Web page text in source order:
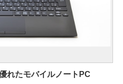
れたモバイルノートPC